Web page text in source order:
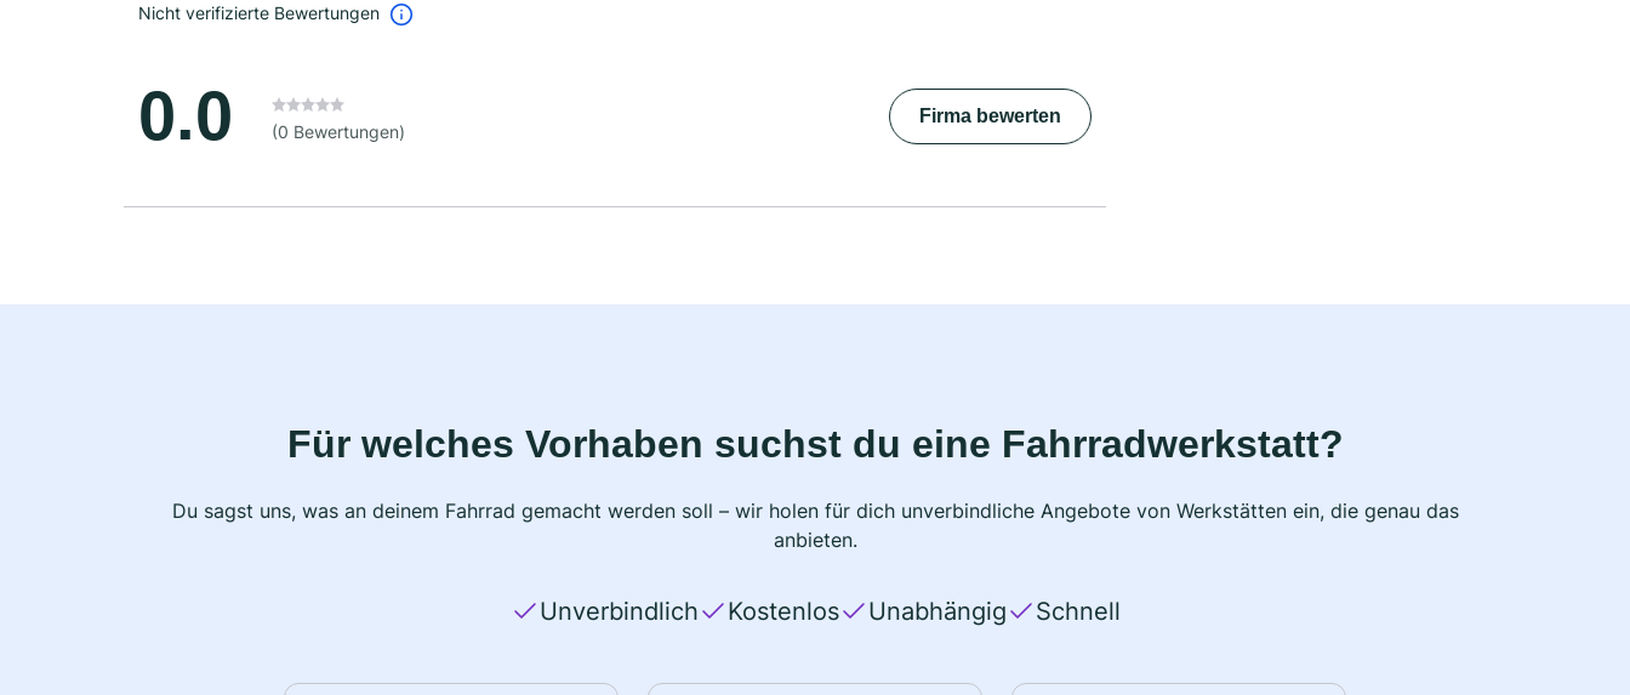
Nicht verifizierte Bewertungen
0.0 (0 Bewertungen)
Firma bewerten
Für welches Vorhaben suchst du eine Fahrradwerkstatt?
Du sagst uns, was an deinem Fahrrad gemacht werden soll – wir holen für dich unverbindliche Angebote von Werkstätten ein, die genau das
anbieten.
Unverbindlich Kostenlos Unabhängig Schnell